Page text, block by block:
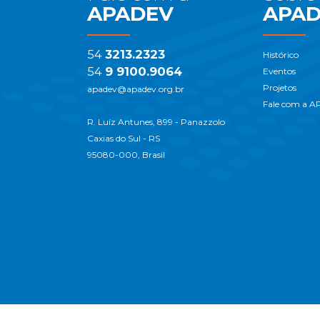
APADEV
54 3213.2323
54 9 9100.9064
apadev@apadev.org.br
R. Luíz Antunes, 899 - Panazzolo
Caxias do Sul - RS
95080-000, Brasil
Histórico
Eventos
Projetos
Fale com a